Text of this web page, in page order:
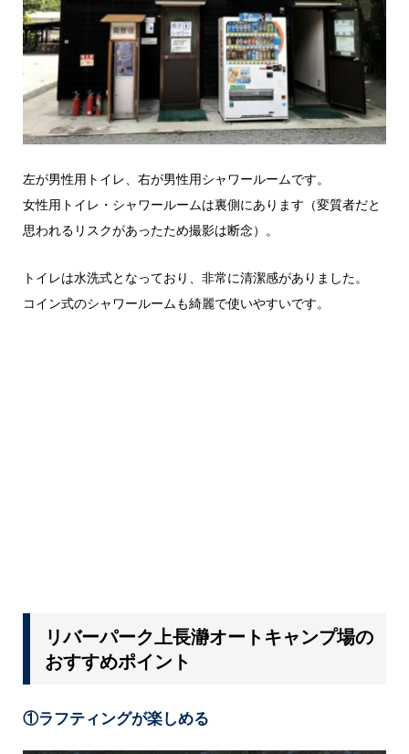
左が男性用トイレ、右が男性用シャワールームです。
女性用トイレ・シャワールームは裏側にあります（変質者だと
思われるリスクがあったため撮影は断念）。
トイレは水洗式となっており、非常に清潔感がありました。
コイン式のシャワールームも綺麗で使いやすいです。
リバーパーク上長瀞オートキャンプ場の
おすすめポイント
①ラフティングが楽しめる